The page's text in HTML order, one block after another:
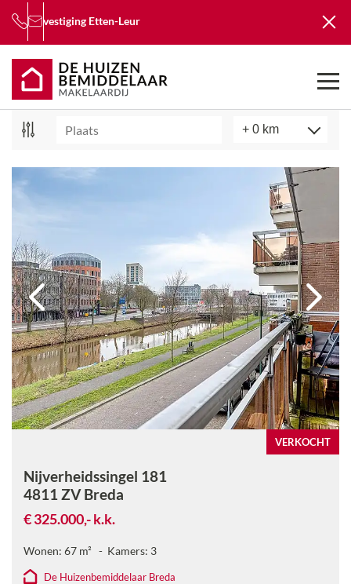
vestiging Etten-Leur
Nijverheidssingel 181
4811 ZV Breda
€ 325.000,-k.k.
Wonen: 67 m² Kamers: 3
De Huizenbemiddelaar Breda
VERKOCHT